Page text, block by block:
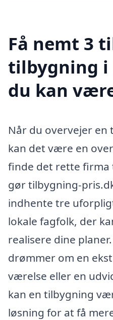
Få nemt 3
tilbygning i
du kan
Når du overvejer en
kan det være en
finde det rette firma
gør tilbygning-
indhente tre
lokale fagfolk, der
realisere dine
drømmer om en
værelse eller en
kan en tilbygning
løsning for at få